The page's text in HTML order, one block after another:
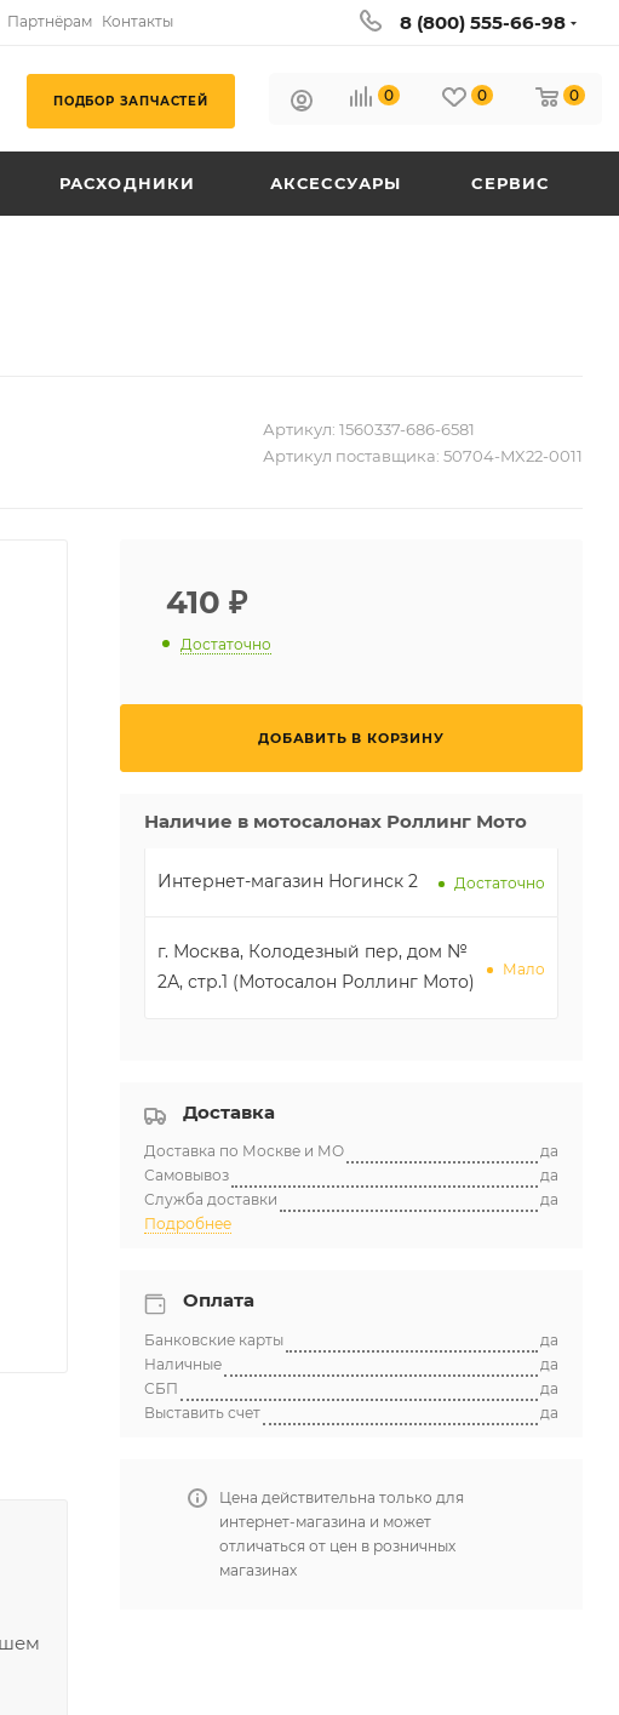
Партнёрам Контакты 8 (800) 555-66-98
ПОДБОР ЗАПЧАСТЕЙ 0 0 0
РАСХОДНИКИ АКСЕССУАРЫ СЕРВИС
Артикул: 1560337-686-6581
Артикул поставщика: 50704-MX22-0011
410 ₽
Достаточно
ДОБАВИТЬ В КОРЗИНУ
Наличие в мотосалонах Роллинг Мото
Интернет-магазин Ногинск 2 Достаточно
г. Москва, Колодезный пер, дом №
2А, стр.1 (Мотосалон Роллинг Мото)
Мало
Доставка
Доставка по Москве и МО
да
Самовывоз
да
Служба доставки
да
Подробнее
Оплата
Банковские карты
да
Наличные
да
СБП
да
Выставить счет
да
Цена действительна только для
интернет-магазина и может
отличаться от цен в розничных
магазинах